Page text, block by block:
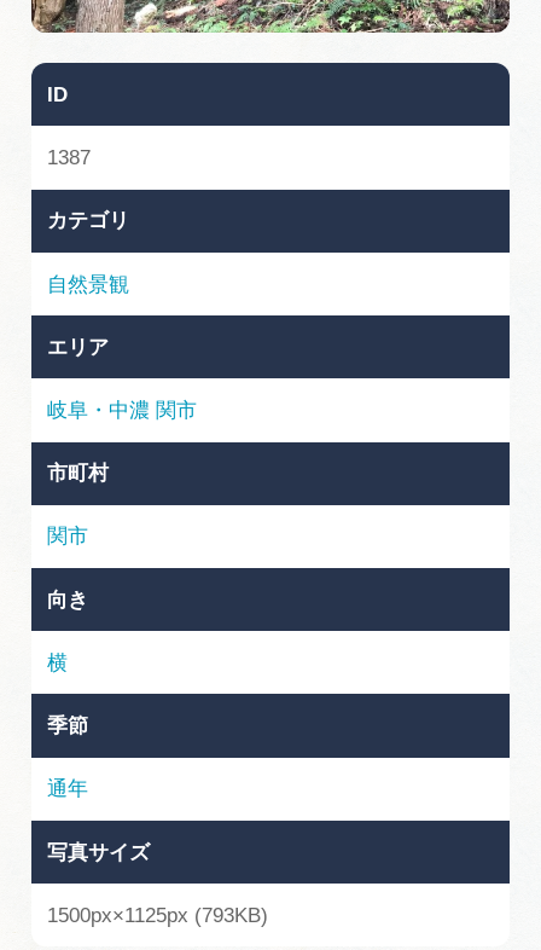
早わかり岐阜
買い物・お土産
体験予約サイト「ＶＩＳＩＴ岐阜県」
岐阜県アウトドア観光キャンペーン
岐阜県まるごと観光エリアガイド
岐阜県観光データベース
動画ライブラリー
お問い合わせ
ID
1387
カテゴリ
自然景観
エリア
岐阜・中濃 関市
市町村
関市
向き
横
季節
通年
写真サイズ
1500px×1125px (793KB)